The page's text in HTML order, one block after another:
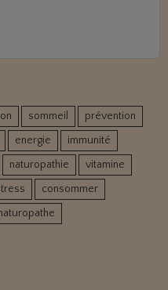
sommeil
prévention
energie
immunité
naturopathie
vitamine
consommer